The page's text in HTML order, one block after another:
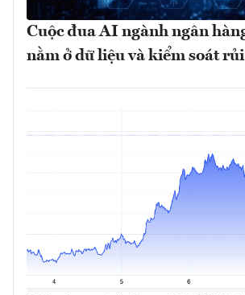
Cuộc đua AI ngành ngân
nằm ở dữ liệu và kiểm soát